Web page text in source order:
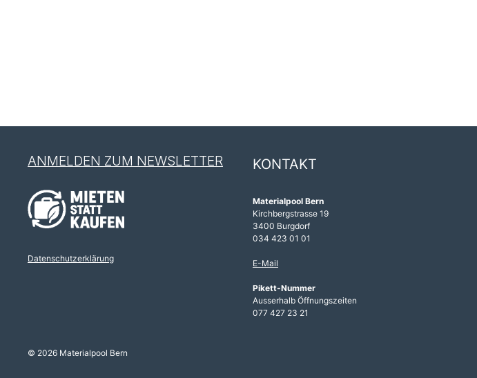
ANMELDEN ZUM NEWSLETTER
Datenschutzerklärung
© 2026 Materialpool Bern
KONTAKT
Materialpool Bern
Kirchbergstrasse 19
3400 Burgdorf
034 423 01 01
E-Mail
Pikett-Nummer
Ausserhalb Öffnungszeiten
077 427 23 21